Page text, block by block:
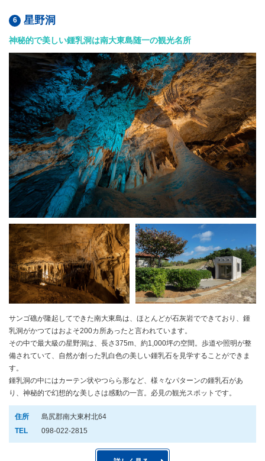
星野洞
神秘的で美しい鍾乳洞は南大東島随一の観光名所
サンゴ礁が隆起してできた南大東島は、ほとんどが石灰岩でできており、鍾
乳洞がかつてはおよそ200カ所あったと言われています。
その中で最大級の星野洞は、長さ375m、約1,000坪の空間。歩道や照明が整
備されていて、自然が創った乳白色の美しい鍾乳石を見学することができま
す。
鍾乳洞の中にはカーテン状やつらら形など、様々なパターンの鍾乳石があ
り、神秘的で幻想的な美しさは感動の一言。必見の観光スポットです。
住所
島尻郡南大東村北64
TEL
098-022-2815